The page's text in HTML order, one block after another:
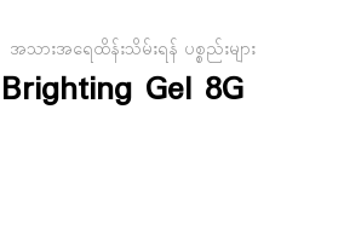
အသားအရေထိန်းသိမ်းရန် ပစ္စည်းများ
Gel 8G